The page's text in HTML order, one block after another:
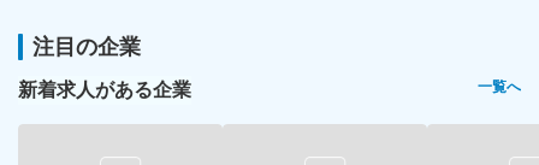
注目の企業
新着求人がある企業 一覧へ